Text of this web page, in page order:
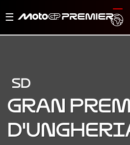
Menu
navigazione
SD
Gran